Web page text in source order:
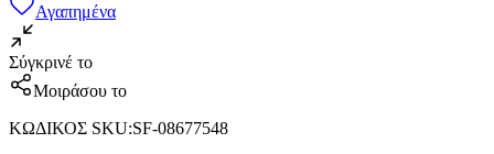
Αγαπημένα
Σύγκρινέ το
Μοιράσου το
ΚΩΔΙΚΟΣ SKU:SF-08677548